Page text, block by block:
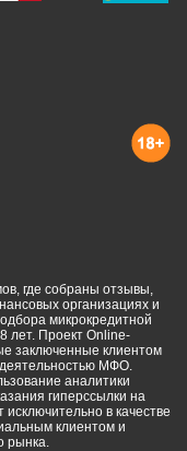
где собраны отзывы,
организациях и
микрокредитной
лет. Проект Online-
заключенные клиентом
деятельностью МФО.
аналитики
гиперссылки на
в качестве
клиентом и
рынка.